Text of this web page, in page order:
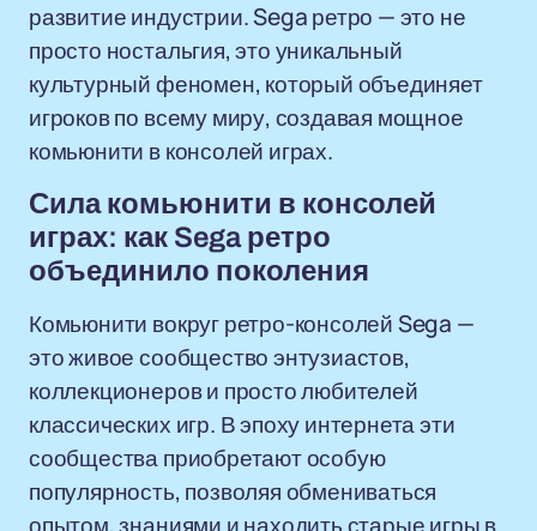
развитие индустрии. Sega ретро — это не
просто ностальгия, это уникальный
культурный феномен, который объединяет
игроков по всему миру, создавая мощное
комьюнити в консолей играх.
Сила комьюнити в консолей
играх: как Sega ретро
объединило поколения
Комьюнити вокруг ретро-консолей Sega —
это живое сообщество энтузиастов,
коллекционеров и просто любителей
классических игр. В эпоху интернета эти
сообщества приобретают особую
популярность, позволяя обмениваться